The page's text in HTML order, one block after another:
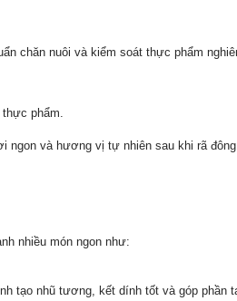
chăn nuôi và kiểm soát thực phẩm
phẩm.
ngon và hương vị tự nhiên sau khi rã
nhiều món ngon như:
tạo nhũ tương, kết dính tốt và góp phần